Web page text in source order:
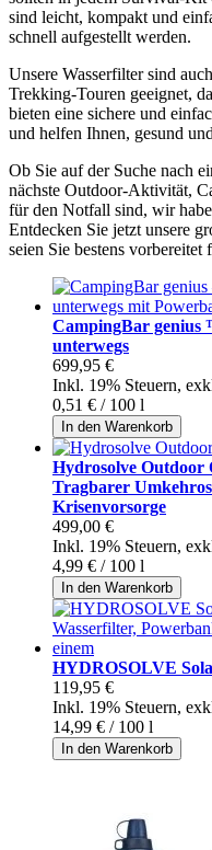
sind leicht, kompakt und
schnell aufgestellt werden.
Unsere Wasserfilter sind
Trekking-Touren geeignet,
bieten eine sichere und
und helfen Ihnen, gesund
Ob Sie auf der Suche nach
nächste Outdoor-Aktivität,
für den Notfall sind, wir
Entdecken Sie jetzt unsere
seien Sie bestens vorbereitet
CampingBar genius
unterwegs
699,95 €
Inkl. 19% Steuern,
0,51 € / 100 l
In den Warenkorb
Hydrosolve Outdoor
Tragbarer
Krisenvorsorge
499,00 €
Inkl. 19% Steuern,
4,99 € / 100 l
In den Warenkorb
HYDROSOLVE
119,95 €
Inkl. 19% Steuern,
14,99 € / 100 l
In den Warenkorb